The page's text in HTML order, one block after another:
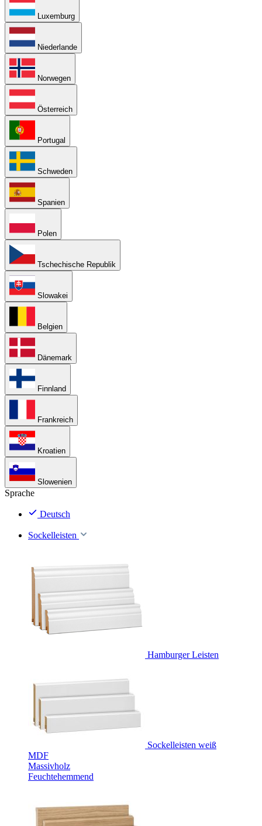
Luxemburg
Niederlande
Norwegen
Österreich
Portugal
Schweden
Spanien
Polen
Tschechische Republik
Slowakei
Belgien
Dänemark
Finnland
Frankreich
Kroatien
Slowenien
Sprache
Deutsch
Sockelleisten
Hamburger Leisten
Sockelleisten weiß
MDF
Massivholz
Feuchtehemmend